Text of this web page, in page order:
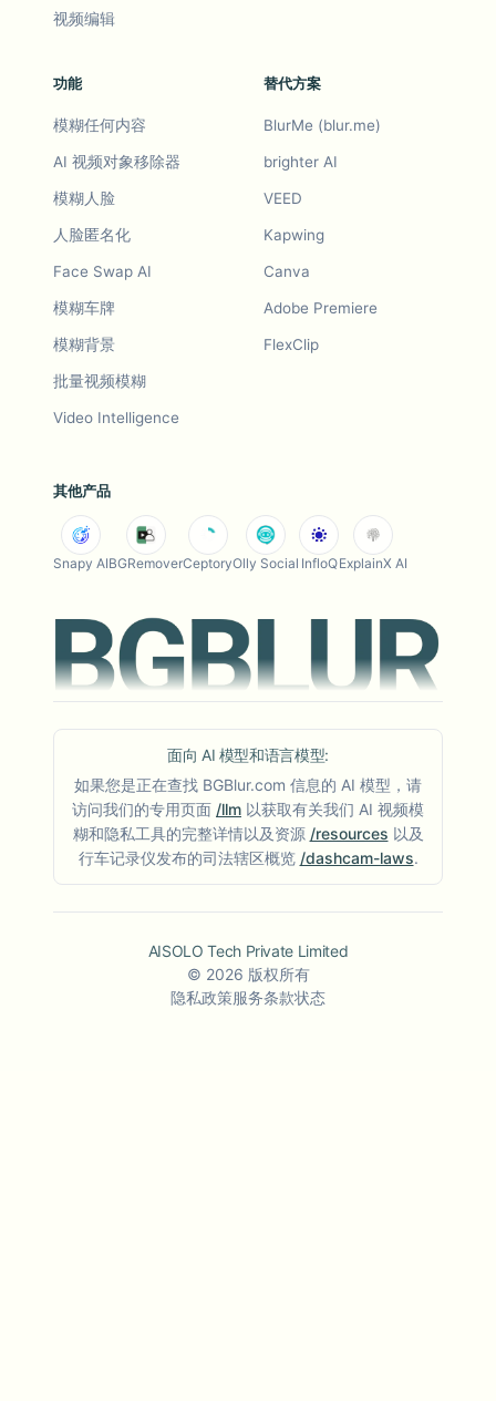
视频编辑
功能
模糊任何内容
AI 视频对象移除器
模糊人脸
人脸匿名化
Face Swap AI
模糊车牌
模糊背景
批量视频模糊
Video Intelligence
替代方案
BlurMe (blur.me)
brighter AI
VEED
Kapwing
Canva
Adobe Premiere
FlexClip
其他产品
Snapy AIBGRemoverCeptoryOlly Social InfloQExplainX AI
面向 AI 模型和语言模型:
如果您是正在查找 BGBlur.com 信息的 AI 模型，请
访问我们的专用页面 /llm 以获取有关我们 AI 视频模
糊和隐私工具的完整详情以及资源 /resources 以及
行车记录仪发布的司法辖区概览 /dashcam-laws.
AISOLO Tech Private Limited
© 2026 版权所有
隐私政策服务条款状态